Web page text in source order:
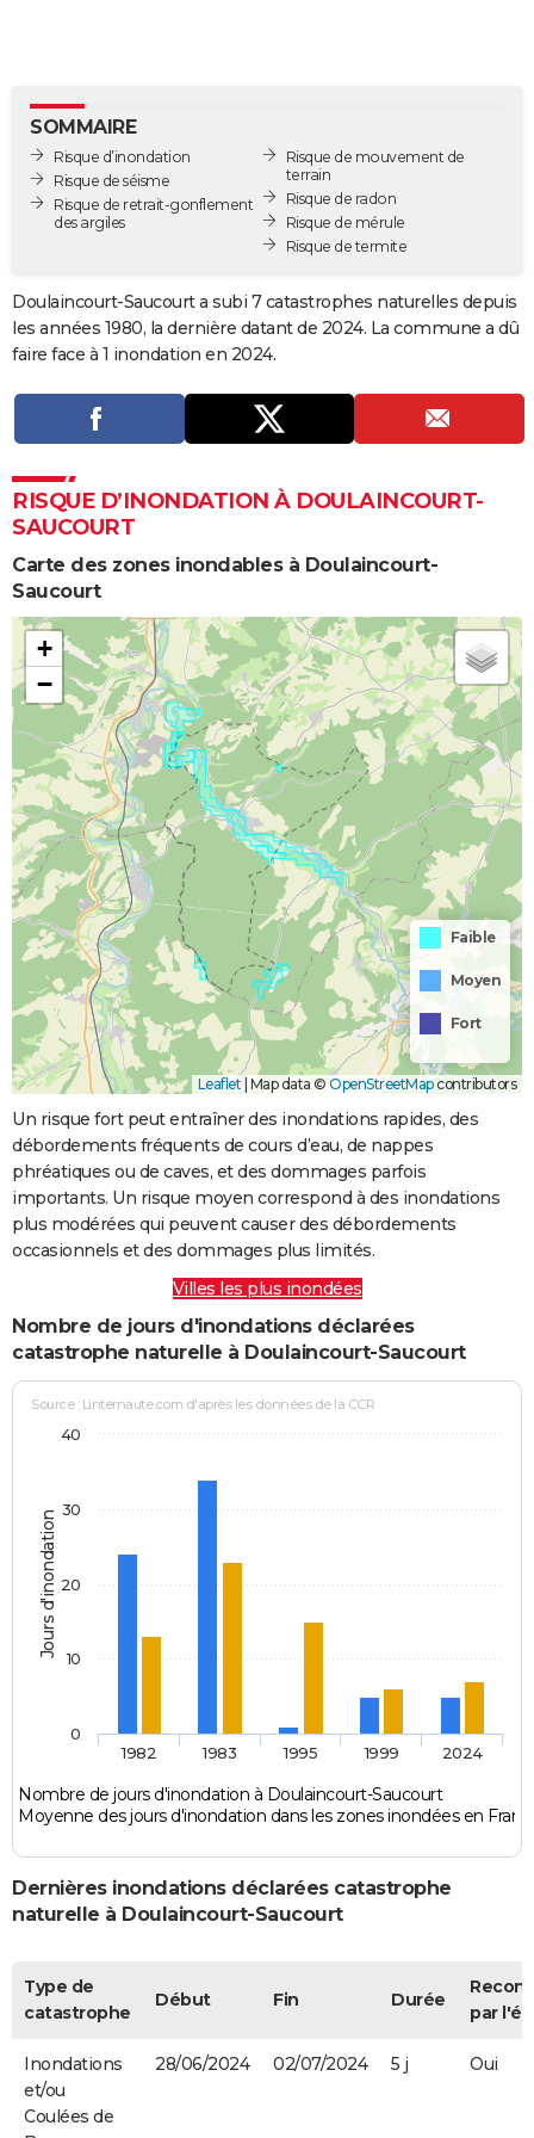
BONS PLANS
CARTE DE VOEUX
Carte de Noël
Carte Bonne année
Carte Saint-Valentin
Carte Pâques
Carte d'anniversaire
DICTIONNAIRE
COPAINS D'AVANT
S'inscrire
Se connecter
Lycées
Collèges
Primaires
Universités
Entreprises
Service militaire
Avis de recherche
SOMMAIRE
Risque d’inondation
Risque de séisme
Risque de retrait-gonflement
des argiles
Risque de mouvement de
terrain
Risque de radon
Risque de mérule
Risque de termite
Doulaincourt-Saucourt a subi 7 catastrophes naturelles depuis
les années 1980, la dernière datant de 2024. La commune a dû
faire face à 1 inondation en 2024.
RISQUE D’INONDATION À DOULAINCOURT-
SAUCOURT
Carte des zones inondables à Doulaincourt-
Saucourt
+
−
Faible
Moyen
Fort
Leaflet | Map data © OpenStreetMapcontributors
Un risque fort peut entraîner des inondations rapides, des
débordements fréquents de cours d’eau, de nappes
phréatiques ou de caves, et des dommages parfois
importants. Un risque moyen correspond à des inondations
plus modérées qui peuvent causer des débordements
occasionnels et des dommages plus limités.
Villes les plus inondées
Nombre de jours d'inondations déclarées
catastrophe naturelle à Doulaincourt-Saucourt
Jours d'inondation
Source : Linternaute.com d'après les données de la CCR
Nombre de jours d'inondation à Doulaincourt-Saucourt
Moyenne des jours d'inondation dans les zones inondées en
1982 1983 1995 1999 2024
0
10
20
30
40
Dernières inondations déclarées catastrophe
naturelle à Doulaincourt-Saucourt
Type de
catastrophe
Début Fin Durée
par
Inondations
et/ou
Coulées de
28/06/2024 02/07/2024 5 j Oui